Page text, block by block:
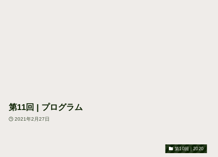
第11回 | プログラム
2021年2月27日
第10回｜2020